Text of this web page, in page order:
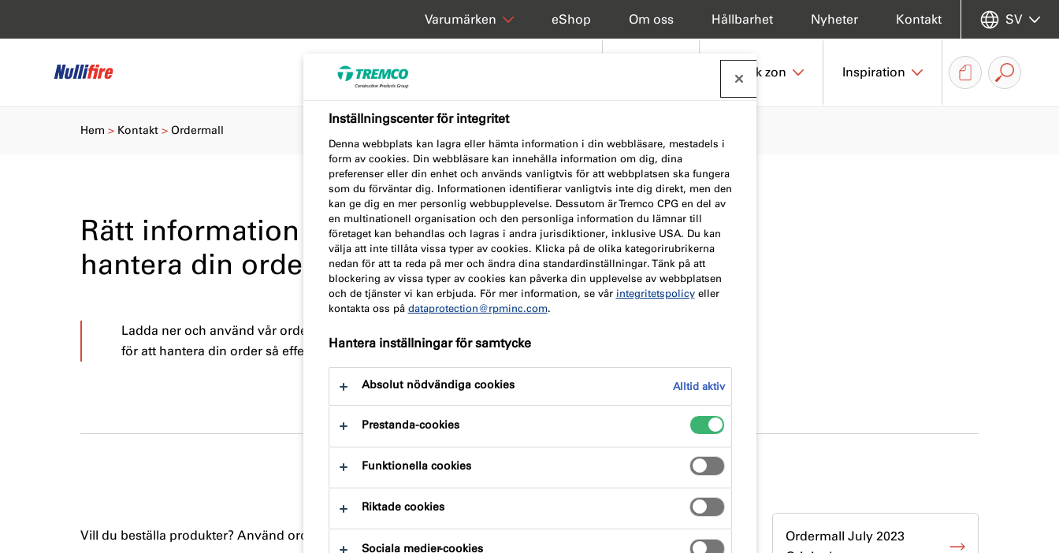
Teknisk zon Inspiration
eShop Om oss Hållbarhet Nyheter Kontakt
Varumärken SV
Rätt information direkt så kan vi
hantera din order effektivt
Ladda ner och använd vår ordermall, så att vi får komplett information
för att hantera din order så effektivt som möjligt.
Hem Kontakt Ordermall
Vill du beställa produkter? Använd ordermallen för att säkerställa att rätt information når oss.
Ordermall July 2023
Inställningscenter för integritet
Denna webbplats kan lagra eller hämta information i din webbläsare, mestadels i
form av cookies. Din webbläsare kan innehålla information om dig, dina
preferenser eller din enhet och används vanligtvis för att webbplatsen ska fungera
som du förväntar dig. Informationen identifierar vanligtvis inte dig direkt, men den
kan ge dig en mer personlig webbupplevelse. Dessutom är Tremco CPG en del av
en multinationell organisation och den personliga information du lämnar till
företaget kan behandlas och lagras i andra jurisdiktioner, inklusive USA. Du kan
välja att inte tillåta vissa typer av cookies. Klicka på de olika kategorirubrikerna
nedan för att ta reda på mer och ändra dina standardinställningar. Tänk på att
blockering av vissa typer av cookies kan påverka din upplevelse av webbplatsen
och de tjänster vi kan erbjuda. För mer information, se vår integritetspolicyeller
kontakta oss på dataprotection@rpminc.com.
Hantera inställningar för samtycke
Absolut nödvändiga cookies Alltid aktiv
Prestanda-cookies
Funktionella cookies
Riktade cookies
Sociala medier-cookies